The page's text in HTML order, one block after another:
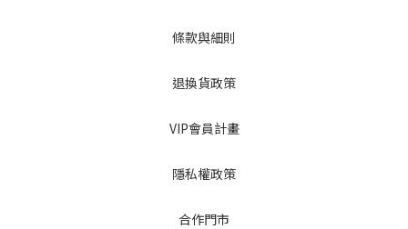
條款與細則
退換貨政策
VIP會員計畫
隱私權政策
合作門市